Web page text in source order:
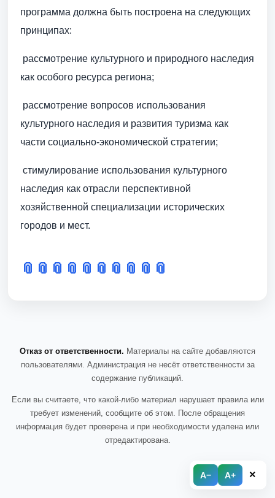
A− A+ ×
программа должна быть построена на следующих
принципах:
 рассмотрение культурного и природного наследия
как особого ресурса региона;
 рассмотрение вопросов использования
культурного наследия и развития туризма как
части социально-экономической стратегии;
 стимулирование использования культурного
наследия как отрасли перспективной
хозяйственной специализации исторических
городов и мест.
📎 📎 📎 📎 📎 📎 📎 📎 📎 📎
Отказ от ответственности. Материалы на сайте добавляются
пользователями. Администрация не несёт ответственности за
содержание публикаций.
Если вы считаете, что какой-либо материал нарушает правила или
требует изменений, сообщите об этом. После обращения
информация будет проверена и при необходимости удалена или
отредактирована.